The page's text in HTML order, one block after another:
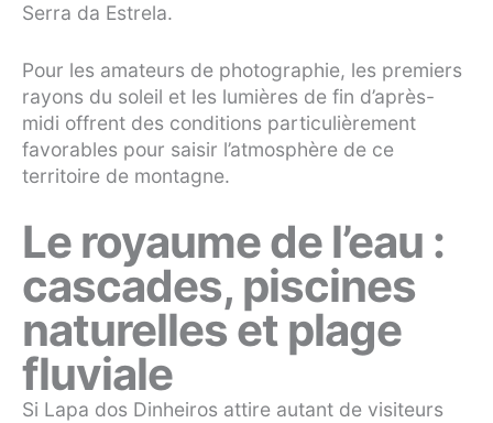
Serra da Estrela.
Pour les amateurs de photographie, les premiers
rayons du soleil et les lumières de fin d’après-
midi offrent des conditions particulièrement
favorables pour saisir l’atmosphère de ce
territoire de montagne.
Le royaume de l’eau :
cascades, piscines
naturelles et plage
fluviale
Si Lapa dos Dinheiros attire autant de visiteurs